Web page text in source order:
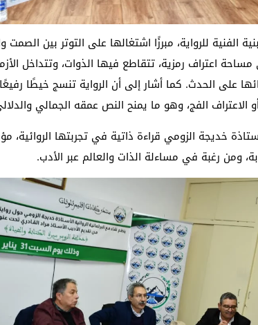
الفنية للرواية، مبرزًا اشتغالها على التوتر بين
اعتراف رمزية، تتقاطع فيها الذوات، وتتداخل
على الحدث. كما أشار إلى أن الرواية تنسج خيطًا
الاعتراف الفج، وهو ما يمنح النص عمقه الجمالي
خديجة الزومي قراءة ذاتية في تجربتها الروائية،
ومن رغبة في مساءلة الذات والعالم عبر الأدب.